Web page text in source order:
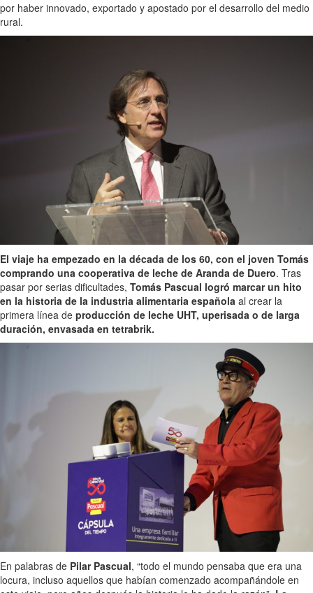
por haber innovado, exportado y apostado por el desarrollo del medio
rural.
El viaje ha empezado en la década de los 60, con el joven Tomás
comprando una cooperativa de leche de Aranda de Duero. Tras
pasar por serias dificultades, Tomás Pascual logró marcar un hito
en la historia de la industria alimentaria española al crear la
primera línea de producción de leche UHT, uperisada o de larga
duración, envasada en tetrabrik.
En palabras de Pilar Pascual, “todo el mundo pensaba que era una
locura, incluso aquellos que habían comenzado acompañándole en